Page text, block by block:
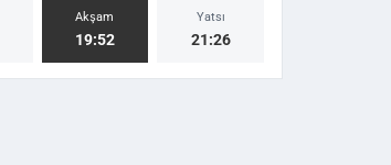
Akşam
19:52
Yatsı
21:26